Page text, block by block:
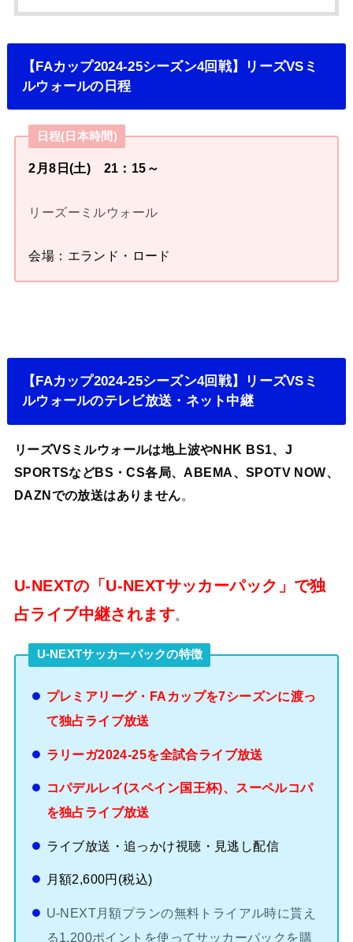
【FAカップ2024-25シーズン4回戦】リーズVSミ
ルウォールの日程
日程(日本時間)
2月8日(土) 21：15～
リーズーミルウォール
会場：エランド・ロード
【FAカップ2024-25シーズン4回戦】リーズVSミ
ルウォールのテレビ放送・ネット中継
リーズVSミルウォールは地上波やNHK BS1、J
SPORTSなどBS・CS各局、ABEMA、SPOTV NOW、
DAZNでの放送はありません。
U-NEXTの「U-NEXTサッカーパック」で独
占ライブ中継されます。
U-NEXTサッカーパックの特徴
プレミアリーグ・FAカップを7シーズンに渡っ
て独占ライブ放送
ラリーガ2024-25を全試合ライブ放送
コパデルレイ(スペイン国王杯)、スーペルコパ
を独占ライブ放送
ライブ放送・追っかけ視聴・見逃し配信
月額2,600円(税込)
U-NEXT月額プランの無料トライアル時に貰え
る1,200ポイントを使ってサッカーパックを購